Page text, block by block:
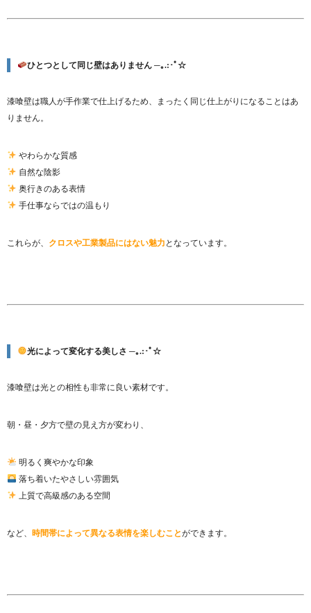
ひとつとして同じ壁はありません ─｡.:･ﾟ☆
漆喰壁は職人が手作業で仕上げるため、まったく同じ仕上がりになることはあ
りません。
やわらかな質感
自然な陰影
奥行きのある表情
手仕事ならではの温もり
これらが、 クロスや工業製品にはない魅力 となっています。
光によって変化する美しさ ─｡.:･ﾟ☆
漆喰壁は光との相性も非常に良い素材です。
朝・昼・夕方で壁の見え方が変わり、
明るく爽やかな印象
落ち着いたやさしい雰囲気
上質で高級感のある空間
など、 時間帯によって異なる表情を楽しむことができます。